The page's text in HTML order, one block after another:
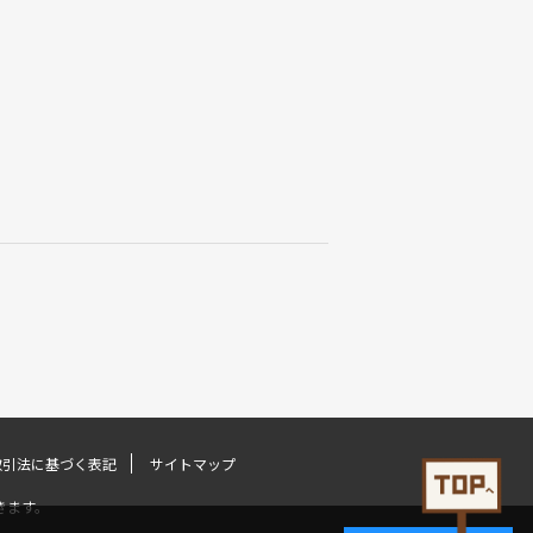
法に基づく表記 サイトマップ
ます。